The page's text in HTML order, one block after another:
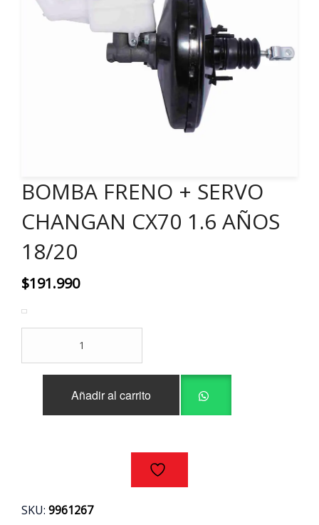
BOMBA FRENO + SERVO
CHANGAN CX70 1.6 AÑOS
18/20
$191.990
+
SERVO
Añadir al carrito
SKU: 9961267